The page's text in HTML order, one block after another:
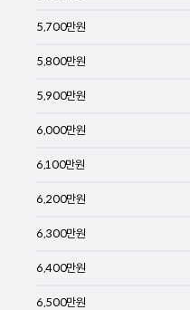
5,700만원
5,800만원
5,900만원
6,000만원
6,100만원
6,200만원
6,300만원
6,400만원
6,500만원